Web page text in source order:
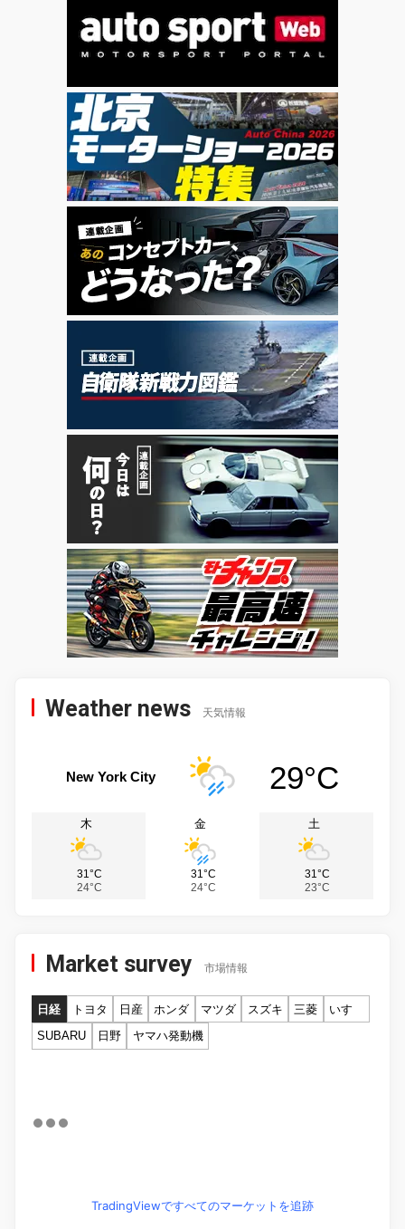
Weather news 天気情報
New York City 29°C
木
31°C
24°C
金
31°C
24°C
土
31°C
23°C
Market survey 市場情報
日経 トヨタ 日産 ホンダ マツダ スズキ 三菱
いすゞ
SUBARU
日野 ヤマハ発動機
TradingViewですべてのマーケットを追跡